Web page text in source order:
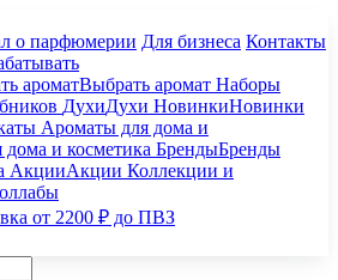
о парфюмерии Для бизнеса Контакты
ароматВыбрать аромат Наборы
ДухиДухи НовинкиНовинки
Ароматы для дома и
и косметика БрендыБренды
АкцииАкции Коллекции и
от 2200 ₽ до ПВЗ